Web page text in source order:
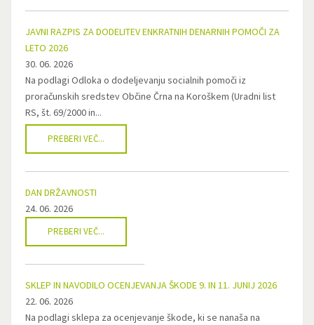
JAVNI RAZPIS ZA DODELITEV ENKRATNIH DENARNIH POMOČI ZA
LETO 2026
30. 06. 2026
Na podlagi Odloka o dodeljevanju socialnih pomoči iz
proračunskih sredstev Občine Črna na Koroškem (Uradni list
RS, št. 69/2000 in...
PREBERI VEČ...
DAN DRŽAVNOSTI
24. 06. 2026
PREBERI VEČ...
SKLEP IN NAVODILO OCENJEVANJA ŠKODE 9. IN 11. JUNIJ 2026
22. 06. 2026
Na podlagi sklepa za ocenjevanje škode, ki se nanaša na